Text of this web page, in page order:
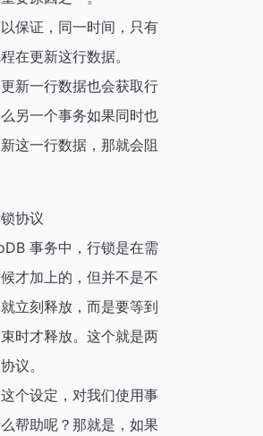
保证，同一时间，只有
在更新这行数据。
新一行数据也会获取行
另一个事务如果同时也
这一行数据，那就会阻
协议
事务中，行锁是在需
才加上的，但并不是不
立刻释放，而是要等到
时才释放。这个就是两
议。
个设定，对我们使用事
帮助呢？那就是，如果